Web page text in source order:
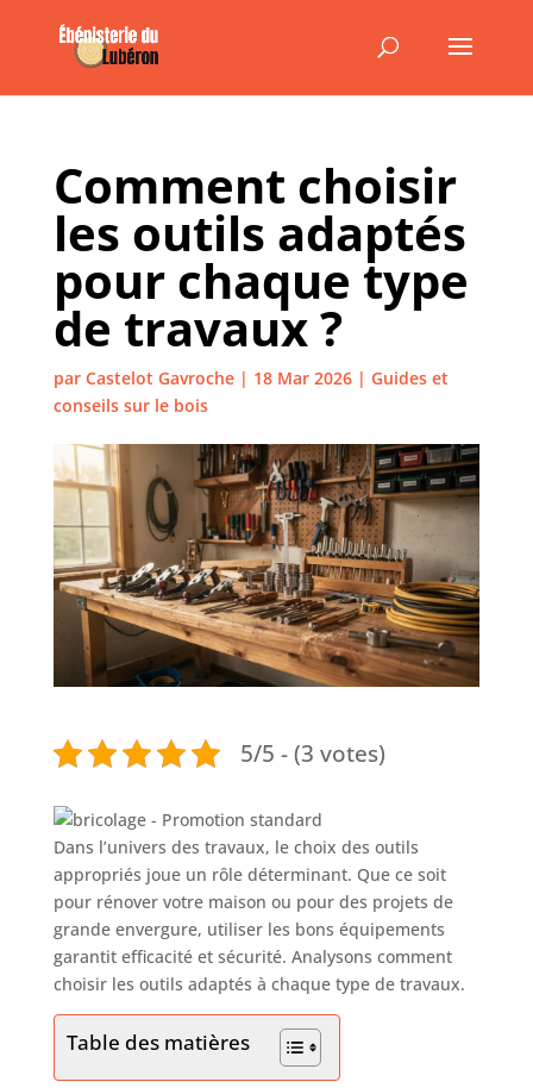
Comment choisir
les outils adaptés
pour chaque type
de travaux ?
par Castelot Gavroche| 18 Mar 2026| Guides et
conseils sur le bois
5/5 - (3 votes)
Dans l’univers des travaux, le choix des outils
appropriés joue un rôle déterminant. Que ce soit
pour rénover votre maison ou pour des projets de
grande envergure, utiliser les bons équipements
garantit efficacité et sécurité. Analysons comment
choisir les outils adaptés à chaque type de travaux.
Table des matières